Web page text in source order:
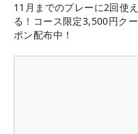
11月までのプレーに2回使え
る！コース限定3,500円クー
ポン配布中！